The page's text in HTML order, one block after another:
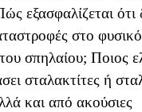
εξασφαλίζεται ότι
στο φυσικό
σπηλαίου; Ποιος
σταλακτίτες ή
και από ακούσιες